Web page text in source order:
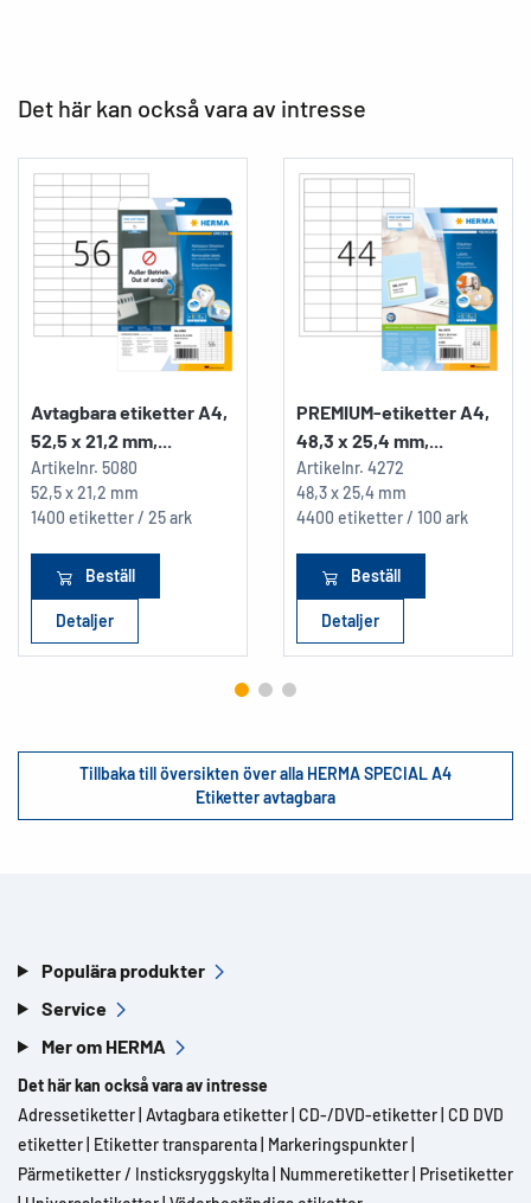
Det här kan också vara av intresse
Avtagbara etiketter A4,
52,5 x 21,2 mm,...
Artikelnr. 5080
52,5 x 21,2 mm
1400 etiketter / 25 ark
Beställ
Detaljer
PREMIUM-etiketter A4,
48,3 x 25,4 mm,...
Artikelnr. 4272
48,3 x 25,4 mm
4400 etiketter / 100 ark
Beställ
Detaljer
Tillbaka till översikten över alla HERMA SPECIAL A4
Etiketter avtagbara
Populära produkter
Service
Mer om HERMA
Det här kan också vara av intresse
Adressetiketter Avtagbara etiketter CD-/DVD-etiketter CD DVD
etiketter Etiketter transparenta Markeringspunkter
Pärmetiketter / Insticksryggskylta Nummeretiketter Prisetiketter